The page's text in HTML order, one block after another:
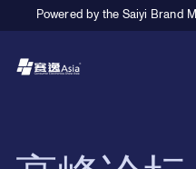
Powered by the Saiyi Brand